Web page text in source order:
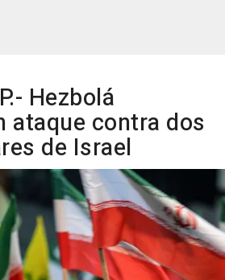
Hezbolá
ataque contra dos
de Israel